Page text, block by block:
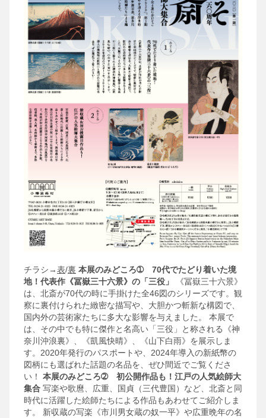
チラシ→表/裏 本展のみどころ➀ 70代でたどり着いた境
地！代表作《冨嶽三十六景》の「三役」
《冨嶽三十六景》
は、北斎が70代の時に手掛けた全46図のシリーズです。観
察に裏付けられた緻密な描写や、大胆かつ斬新な構図で、
国内外の芸術家たちに多大な影響を与えました。
本展で
は、その中でも特に傑作と名高い「三役」と称される《神
奈川沖浪裏》、《凱風快晴》、《山下白雨》を展示しま
す。2020年発行のパスポートや、2024年導入の新紙幣の
図柄にも選ばれた話題の名品を、ぜひ間近でご覧くださ
い！ 本展のみどころ➁ 初公開作品も！江戸の人気絵師大
集合 写楽や歌麿、広重、国貞（三代豊国）など、北斎と同
時代に活躍した絵師たちによる作品もあわせてご紹介しま
す。
新収蔵の写楽《市川男女蔵の奴一平》や広重晩年の名